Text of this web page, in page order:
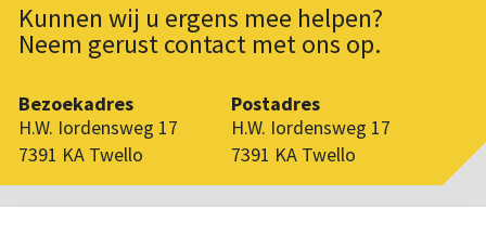
Kunnen wij u ergens mee helpen?
Neem gerust contact met ons op.
Bezoekadres
H.W. Iordensweg 17
7391 KA Twello
Postadres
H.W. Iordensweg 17
7391 KA Twello